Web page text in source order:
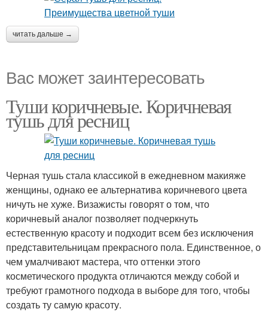
читать дальше →
Вас может заинтересовать
Туши коричневые. Коричневая
тушь для ресниц
Черная тушь стала классикой в ежедневном макияже
женщины, однако ее альтернатива коричневого цвета
ничуть не хуже. Визажисты говорят о том, что
коричневый аналог позволяет подчеркнуть
естественную красоту и подходит всем без исключения
представительницам прекрасного пола. Единственное, о
чем умалчивают мастера, что оттенки этого
косметического продукта отличаются между собой и
требуют грамотного подхода в выборе для того, чтобы
создать ту самую красоту.